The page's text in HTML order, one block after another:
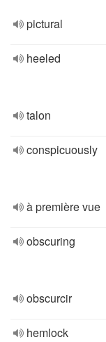
pictural
heeled
talon
conspicuously
à première vue
obscuring
obscurcir
hemlock